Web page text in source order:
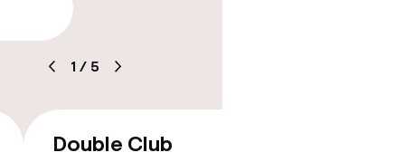
1 / 5
Double Club